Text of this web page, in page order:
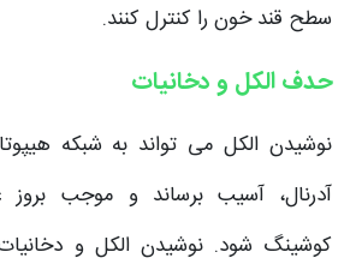
سطح قند خون را کنترل کنند.
حدف الکل و دخانیات
نوشیدن الکل می تواند به شبکه
آدرنال، آسیب برساند و موجب بروز
کوشینگ شود. نوشیدن الکل و دخانیات